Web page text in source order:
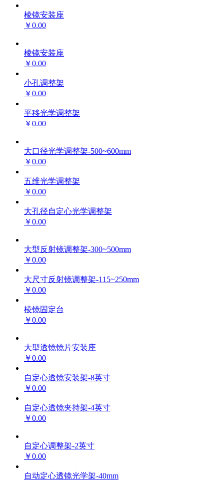
棱镜安装座
￥0.00
棱镜安装座
￥0.00
小孔调整架
￥0.00
平移光学调整架
￥0.00
大口径光学调整架-500~600mm
￥0.00
五维光学调整架
￥0.00
大孔径自定心光学调整架
￥0.00
大型反射镜调整架-300~500mm
￥0.00
大尺寸反射镜调整架-115~250mm
￥0.00
棱镜固定台
￥0.00
大型透镜镜片安装座
￥0.00
自定心透镜安装架-8英寸
￥0.00
自定心透镜夹持架-4英寸
￥0.00
自定心调整架-2英寸
￥0.00
自动定心透镜光学架-40mm